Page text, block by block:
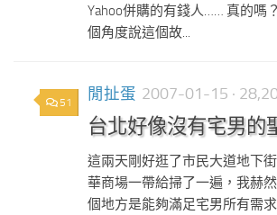
Yahoo併購的有錢人…… 真的嗎
個角度說這個故...
51 閒扯蛋 2007-01-15 ·
台北好像沒有宅男的
這兩天剛好逛了市民大道地下
華商場一帶給掃了一遍，我赫
個地方是能夠滿足宅男所有需